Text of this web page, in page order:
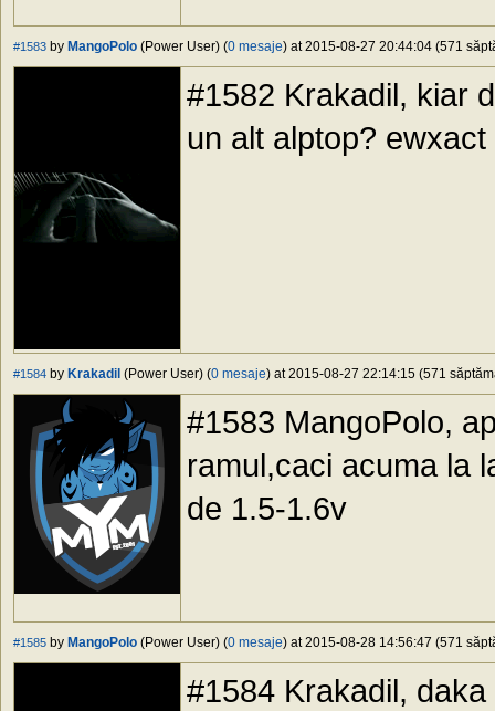
#1583 by MangoPolo (Power User) (0 mesaje) at 2015-08-27 20:44:04 (571
#1582 Krakadil, kiar
un alt alptop?
#1584 by Krakadil (Power User) (0 mesaje) at 2015-08-27 22:14:15 (571
#1583 MangoPolo,
ramul,caci acuma la
de 1.5-1.6v
#1585 by MangoPolo (Power User) (0 mesaje) at 2015-08-28 14:56:47 (571
#1584 Krakadil,